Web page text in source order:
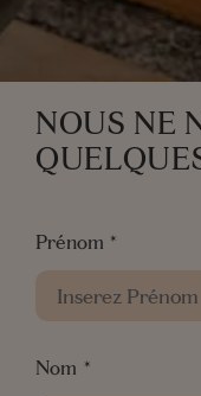
NOUS NE
Prénom *
Nom *